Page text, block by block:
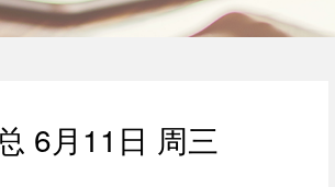
6月11日 周三